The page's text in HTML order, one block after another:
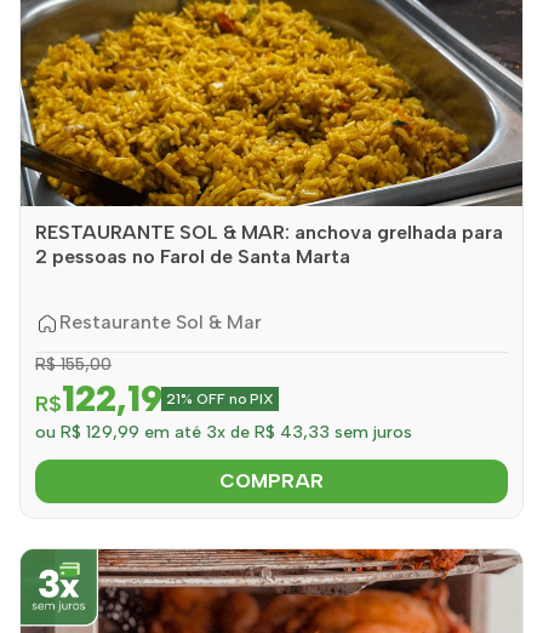
RESTAURANTE SOL & MAR: anchova grelhada para
2 pessoas no Farol de Santa Marta
Restaurante Sol & Mar
R$ 155,00
R$122,19 21% OFF no PIX
ou R$ 129,99 em até 3x de R$ 43,33 sem juros
COMPRAR